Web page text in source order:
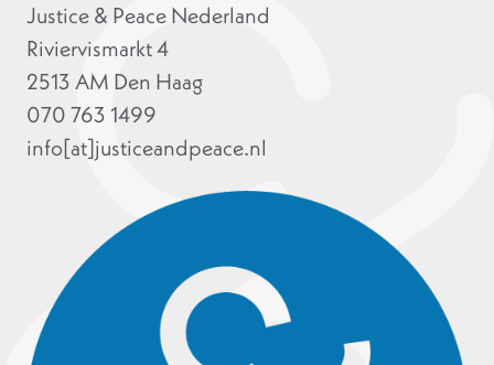
Justice & Peace Nederland
Riviervismarkt 4
2513 AM Den Haag
070 763 1499
info[at]justiceandpeace.nl